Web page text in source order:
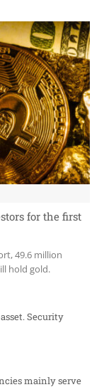
for the first
49.6 million
hold gold.
Security
mainly serve